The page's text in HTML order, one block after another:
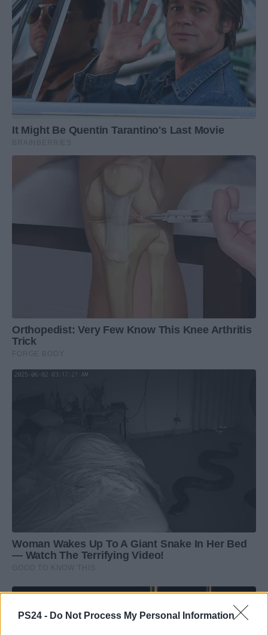
PS24 - Do Not Process My Personal Information